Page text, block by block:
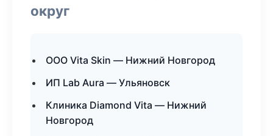
округ
ООО Vita Skin — Нижний Новгород
ИП Lab Aura — Ульяновск
Клиника Diamond Vita — Нижний
Новгород